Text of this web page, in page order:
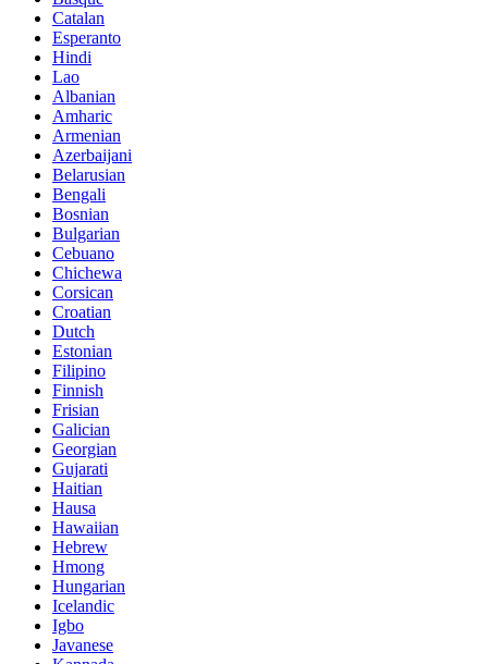
Catalan
Esperanto
Hindi
Lao
Albanian
Amharic
Armenian
Azerbaijani
Belarusian
Bengali
Bosnian
Bulgarian
Cebuano
Chichewa
Corsican
Croatian
Dutch
Estonian
Filipino
Finnish
Frisian
Galician
Georgian
Gujarati
Haitian
Hausa
Hawaiian
Hebrew
Hmong
Hungarian
Icelandic
Igbo
Javanese